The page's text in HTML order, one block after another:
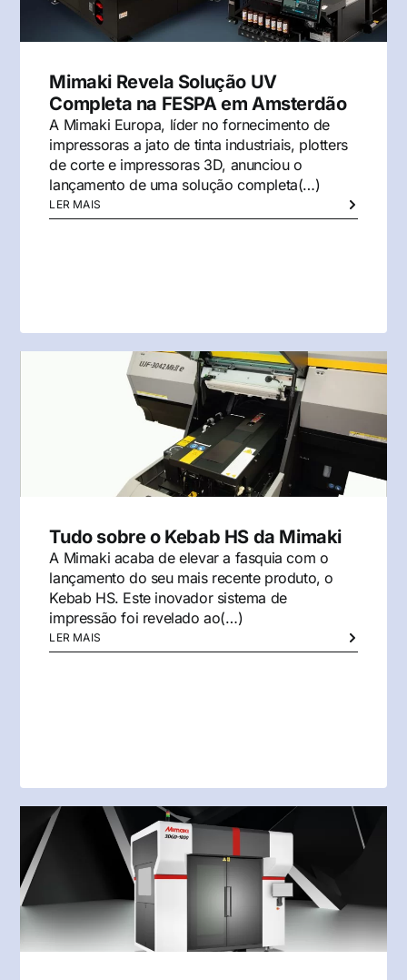
Mimaki Revela Solução UV
Completa na FESPA em Amsterdão
A Mimaki Europa, líder no fornecimento de
impressoras a jato de tinta industriais, plotters
de corte e impressoras 3D, anunciou o
lançamento de uma solução completa(…)
LER MAIS
Tudo sobre o Kebab HS da Mimaki
A Mimaki acaba de elevar a fasquia com o
lançamento do seu mais recente produto, o
Kebab HS. Este inovador sistema de
impressão foi revelado ao(…)
LER MAIS